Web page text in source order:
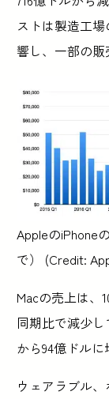
ストは製造工
響し、一部の販
AppleのiPhone
で） (Credit:
Macの売上は、
同期比で減少
から94億ドルに
ウェアラブル